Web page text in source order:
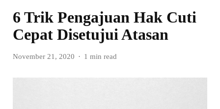
6 Trik Pengajuan Hak Cuti
Cepat Disetujui Atasan
November 21, 2020 1 min read